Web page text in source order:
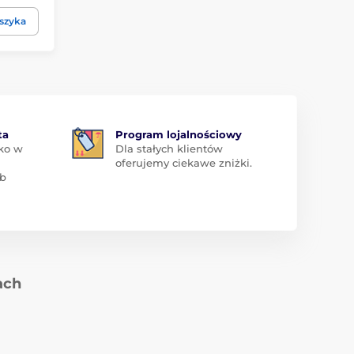
w
Program lojalnościowy
Dla stałych klientów
oferujemy ciekawe zniżki.